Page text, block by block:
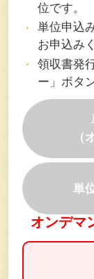
位です。
単位申込
お申込み
領収書発
ー」ボタ
（
単
オンデマ